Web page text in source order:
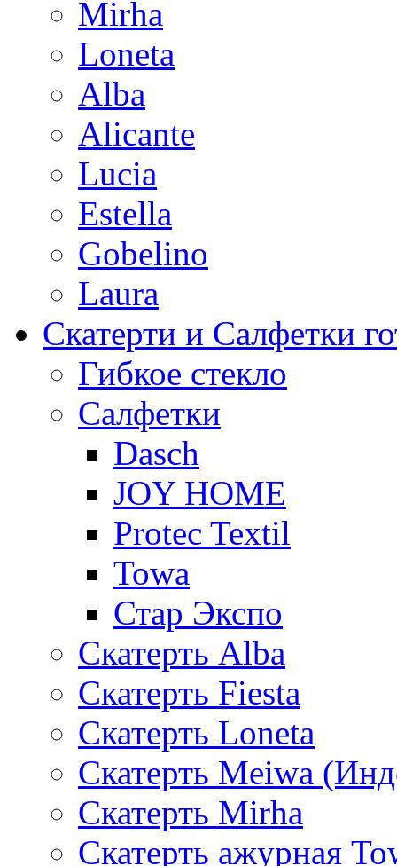
Mirha
Loneta
Alba
Alicante
Lucia
Estella
Gobelino
Laura
Скатерти и Салфетки
Гибкое стекло
Салфетки
Dasch
JOY HOME
Protec Textil
Towa
Стар Экспо
Скатерть Alba
Скатерть Fiesta
Скатерть Loneta
Скатерть Meiwa
Скатерть Mirha
Скатерть ажурная